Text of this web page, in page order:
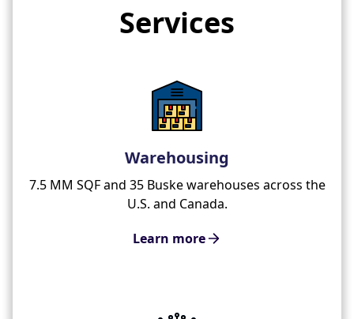
Services
Warehousing
7.5 MM SQF and 35 Buske warehouses across the
U.S. and Canada.
Learn more